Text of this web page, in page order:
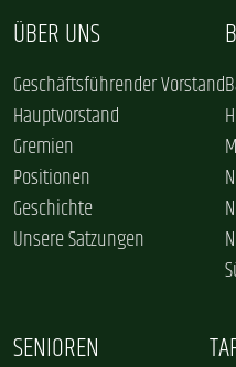
ÜBER UNS
Geschäftsführender Vorstand
Hauptvorstand
Gremien
Positionen
Geschichte
Unsere Satzungen
SENIOREN